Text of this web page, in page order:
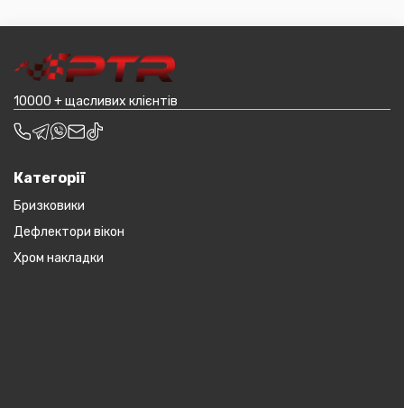
транспортування до місцявидачі (уточнювати з
10000 + щасливих клієнтів
Категорії
Бризковики
Дефлектори вікон
Хром накладки